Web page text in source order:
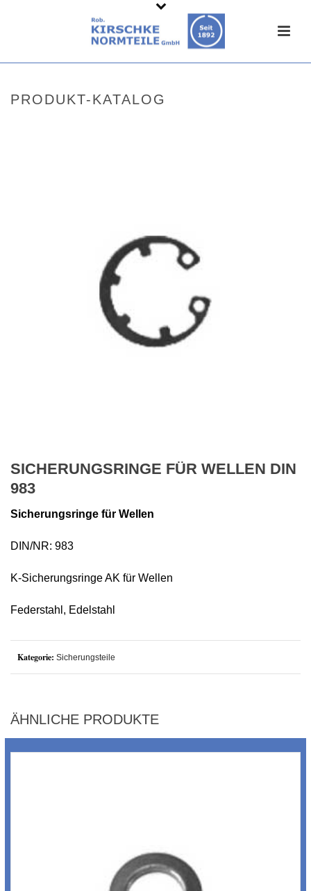
PRODUKT-KATALOG
SICHERUNGSRINGE FÜR WELLEN DIN
983
Sicherungsringe für Wellen
DIN/NR: 983
K-Sicherungsringe AK für Wellen
Federstahl, Edelstahl
Kategorie: Sicherungsteile
ÄHNLICHE PRODUKTE